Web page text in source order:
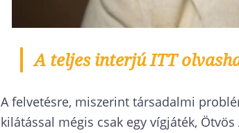
A teljes interjú ITT
A felvetésre, miszerint társadalmi
kilátással mégis csak egy vígjáték,